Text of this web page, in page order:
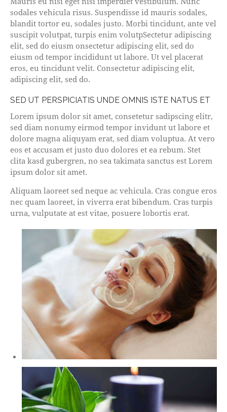
sodales vehicula risus. Suspendisse id mauris sodales,
blandit tortor eu, sodales justo. Morbi tincidunt, ante vel
suscipit volutpat, turpis enim volutpSectetur adipiscing
elit, sed do eiusm onsectetur adipiscing elit, sed do
eiusm od tempor incididunt ut labore. Ut vel placerat
eros, eu tincidunt velit. Consectetur adipiscing elit,
adipiscing elit, sed do.
SED UT PERSPICIATIS UNDE OMNIS ISTE NATUS ET
Lorem ipsum dolor sit amet, consetetur sadipscing elitr,
sed diam nonumy eirmod tempor invidunt ut labore et
dolore magna aliquyam erat, sed diam voluptua. At vero
eos et accusam et justo duo dolores et ea rebum. Stet
clita kasd gubergren, no sea takimata sanctus est Lorem
ipsum dolor sit amet.
Aliquam laoreet sed neque ac vehicula. Cras congue eros
nec quam laoreet, in viverra erat bibendum. Cras turpis
urna, vulputate at est vitae, posuere lobortis erat.